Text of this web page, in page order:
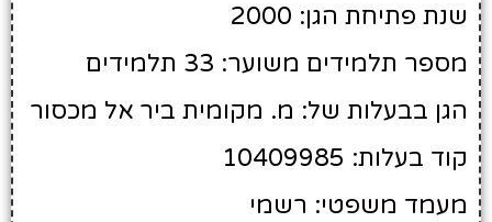
שנת פתיחת הגן: 2000
מספר תלמידים משוער: 33 תלמידים
הגן בבעלות של: מ. מקומית ביר אל מכסור
קוד בעלות: 10409985
מעמד משפטי: רשמי